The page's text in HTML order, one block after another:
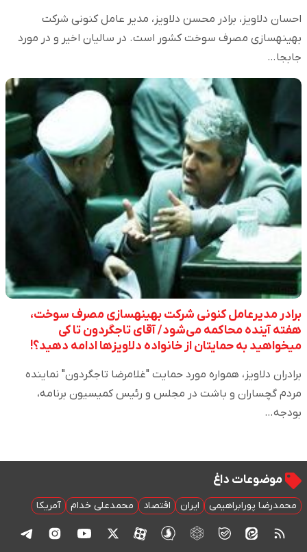
احسان دلاویز، برادر محسن دلاویز، مدیر عامل کنونی شرکت
بهینه‎سازی مصرف سوخت کشور است. در سالیان اخیر و در مورد
جابجا…
برادر مدیرعامل کنونی شرکت بهینه‎سازی مصرف سوخت،
هفته آینده محاکمه می‌شود/ آقای تاجگردون تا کی
میخواهید به حمایتان از خانواده دلاویزها ادامه دهید؟!
برادران دلاویز، همواره مورد حمایت "غلامرضا تاجگردون" نماینده
مردم گچساران و باشت در مجلس و رئیس کمیسیون برنامه،
بودجه…
موضوعات داغ
محمدرضا پورابراهیمی ایران اقتصاد محمدعلی خدام آمریکا